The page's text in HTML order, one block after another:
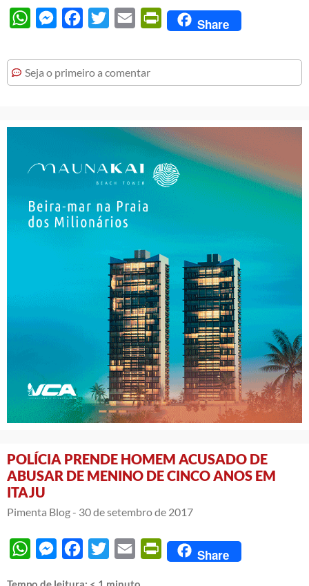
WhatsAppMessengerFacebook
Twitter Email PrintFriendly
Share
Seja o primeiro a comentar
POLÍCIA PRENDE HOMEM ACUSADO DE
ABUSAR DE MENINO DE CINCO ANOS EM
ITAJU
Pimenta Blog - 30 de setembro de 2017
WhatsAppMessengerFacebook
Twitter Email PrintFriendly
Share